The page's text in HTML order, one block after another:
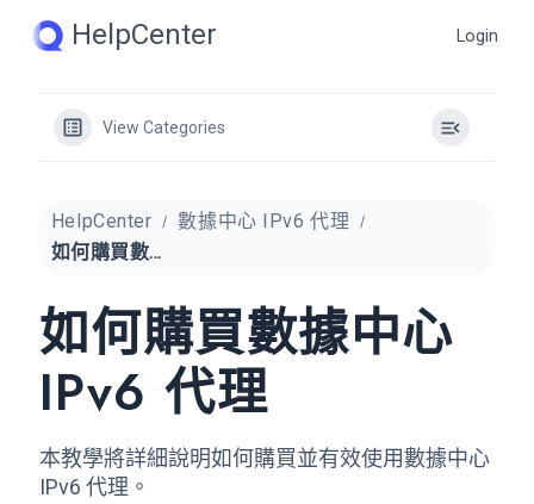
HelpCenter Login
View Categories
HelpCenter
數據中心 IPv6 代理
如何購買數據中心 IPv6 代理
如何購買數據中心
IPv6 代理
本教學將詳細說明如何購買並有效使用數據中心
IPv6 代理。